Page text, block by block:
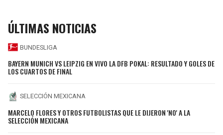
ÚLTIMAS NOTICIAS
BUNDESLIGA
BAYERN MUNICH VS LEIPZIG EN VIVO LA DFB POKAL: RESULTADO Y GOLES DE
LOS CUARTOS DE FINAL
SELECCIÓN MEXICANA
MARCELO FLORES Y OTROS FUTBOLISTAS QUE LE DIJERON 'NO' A LA
SELECCIÓN MEXICANA